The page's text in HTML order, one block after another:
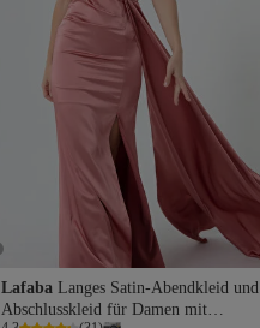
Lafaba Langes Satin-Abendkleid und
Abschlusskleid für Damen mit